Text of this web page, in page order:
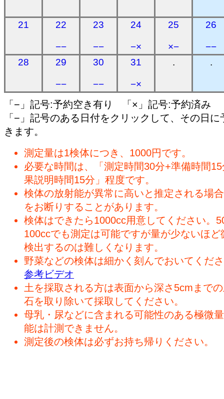
21 22
−−
23
−−
24
−×
25
×−
26
−−
28
29
−−
30
−−
31
−×
. .
「−」記号:予約空き有り 「×」記号:予約済み
「−」記号のある日付をクリックして、その日に
きます。
測定量は1検体につき、1000円です。
必要な時間は、「測定時間30分+準備時間
果説明時間15分」程度です。
検体の放射能が異常に高いと推定される場
をお断りすることがあります。
検体はできたら1000cc用意してください。
100ccでも測定は可能ですが量が少ないほど
検出するのは難しくなります。
野菜などの検体は細かく刻んでおいてくだ
参考ビデオ
土を採取される方は表面から深さ5cmまで
石を取り除いて採取してください。
母乳・尿などに含まれる可能性のある極微
能は計測できません。
測定後の検体は必ずお持ち帰りください。